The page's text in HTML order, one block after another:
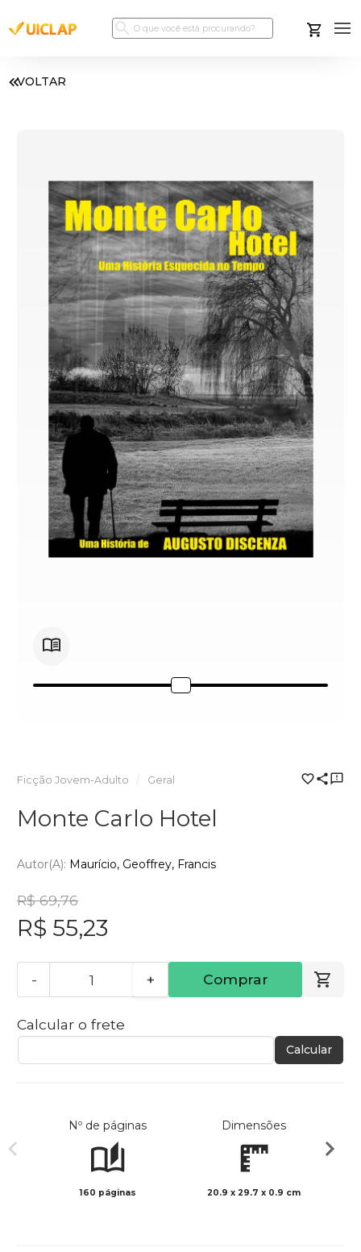
VOLTAR
Ficção Jovem-Adulto Geral
Monte Carlo Hotel
Autor(a): Maurício, Geoffrey, Francis
R$ 69,76
R$ 55,23
- + Comprar
Calcular o frete
Calcular
Nº de páginas
160 páginas
Dimensões
20.9 x 29.7 x 0.9 cm